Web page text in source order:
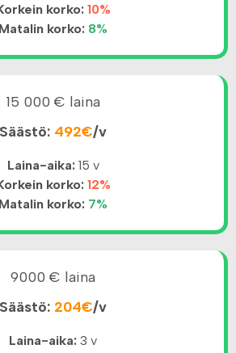
korko: 10%
Matalin korko: 8%
15 000 € laina
Säästö: 492€/v
Laina-aika:15 v
korko: 12%
Matalin korko: 7%
9000 € laina
Säästö: 204€/v
Laina-aika: 3 v